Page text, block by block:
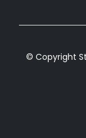
© Copyright